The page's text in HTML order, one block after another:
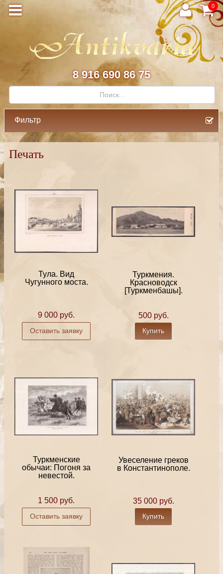
0
8 916 690 86 75
Фильтр
Печать
Тула. Вид
Чугунного моста.
9 000 руб.
Оставить заявку
Туркмения.
Красноводск
[Туркменбашы].
500 руб.
Купить
Туркменские
обычаи: Погоня за
невестой.
1 500 руб.
Оставить заявку
Увеселение греков
в Константинополе.
35 000 руб.
Купить